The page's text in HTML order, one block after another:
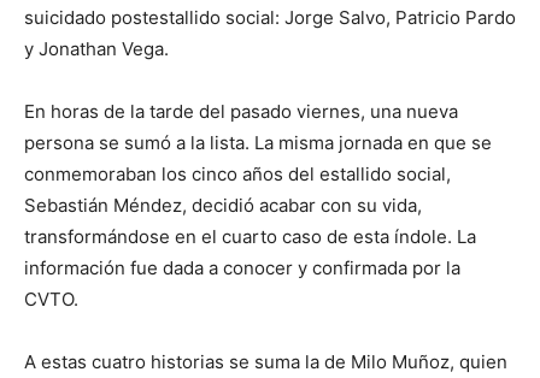
suicidado postestallido social: Jorge Salvo, Patricio Pardo
y Jonathan Vega.
En horas de la tarde del pasado viernes, una nueva
persona se sumó a la lista. La misma jornada en que se
conmemoraban los cinco años del estallido social,
Sebastián Méndez, decidió acabar con su vida,
transformándose en el cuarto caso de esta índole. La
información fue dada a conocer y confirmada por la
CVTO.
A estas cuatro historias se suma la de Milo Muñoz, quien